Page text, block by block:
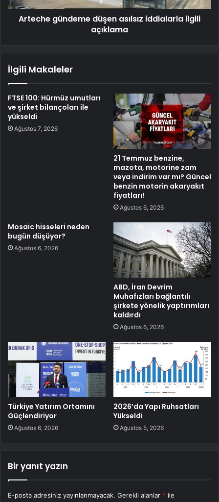
Arteche gündeme düşen asılsız iddialarla ilgili
açıklama
İlgili Makaleler
FTSE 100: Hürmüz umutları
ve şirket bilançoları ile
yükseldi
Ağustos 7, 2026
21 Temmuz benzine,
mazota, motorine zam
veya indirim var mı? Güncel
benzin motorin akaryakıt
fiyatları!
Ağustos 6, 2026
Mosaic hisseleri neden
bugün düşüyor?
Ağustos 6, 2026
ABD, İran Devrim
Muhafızları bağlantılı
şirkete yönelik yaptırımları
kaldırdı
Ağustos 6, 2026
Türkiye Yatırım Ortamını
Güçlendiriyor
Ağustos 6, 2026
2026’da Yapı Ruhsatları
Yükseldi
Ağustos 5, 2026
Bir yanıt yazın
E-posta adresiniz yayınlanmayacak. Gerekli alanlar * ile